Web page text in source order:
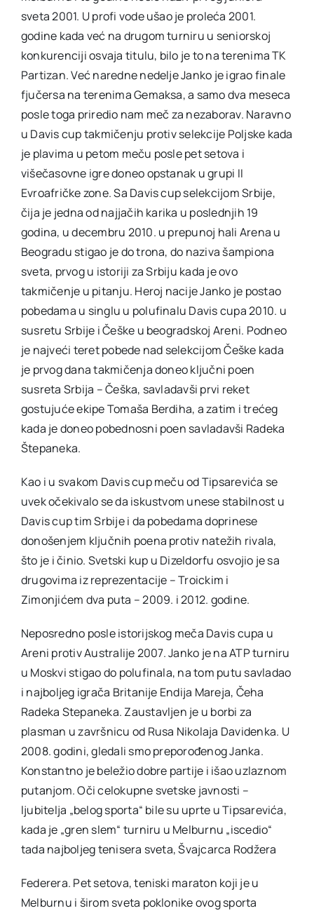
sveta 2001. U profi vode ušao je proleća 2001.
godine kada već na drugom turniru u seniorskoj
konkurenciji osvaja titulu, bilo je to na terenima TK
Partizan. Već naredne nedelje Janko je igrao finale
fjučersa na terenima Gemaksa, a samo dva meseca
posle toga priredio nam meč za nezaborav. Naravno
u Davis cup takmičenju protiv selekcije Poljske kada
je plavima u petom meču posle pet setova i
višečasovne igre doneo opstanak u grupi II
Evroafričke zone. Sa Davis cup selekcijom Srbije,
čija je jedna od najjačih karika u poslednjih 19
godina, u decembru 2010. u prepunoj hali Arena u
Beogradu stigao je do trona, do naziva šampiona
sveta, prvog u istoriji za Srbiju kada je ovo
takmičenje u pitanju. Heroj nacije Janko je postao
pobedama u singlu u polufinalu Davis cupa 2010. u
susretu Srbije i Češke u beogradskoj Areni. Podneo
je najveći teret pobede nad selekcijom Češke kada
je prvog dana takmičenja doneo ključni poen
susreta Srbija – Češka, savladavši prvi reket
gostujuće ekipe Tomaša Berdiha, a zatim i trećeg
kada je doneo pobednosni poen savladavši Radeka
Štepaneka.
Kao i u svakom Davis cup meču od Tipsarevića se
uvek očekivalo se da iskustvom unese stabilnost u
Davis cup tim Srbije i da pobedama doprinese
donošenjem ključnih poena protiv natežih rivala,
što je i činio. Svetski kup u Dizeldorfu osvojio je sa
drugovima iz reprezentacije – Troickim i
Zimonjićem dva puta – 2009. i 2012. godine.
Neposredno posle istorijskog meča Davis cupa u
Areni protiv Australije 2007. Janko je na ATP turniru
u Moskvi stigao do polufinala, na tom putu savladao
i najboljeg igrača Britanije Endija Mareja, Čeha
Radeka Stepaneka. Zaustavljen je u borbi za
plasman u završnicu od Rusa Nikolaja Davidenka. U
2008. godini, gledali smo preporođenog Janka.
Konstantno je beležio dobre partije i išao uzlaznom
putanjom. Oči celokupne svetske javnosti –
ljubitelja „belog sporta“ bile su uprte u Tipsarevića,
kada je „gren slem“ turniru u Melburnu „iscedio“
tada najboljeg tenisera sveta, Švajcarca Rodžera
Federera. Pet setova, teniski maraton koji je u
Melburnu i širom sveta poklonike ovog sporta